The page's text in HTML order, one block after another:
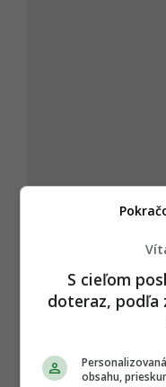
Autor
MÁRIO
S cieľom
doteraz, podľa
obsahu,